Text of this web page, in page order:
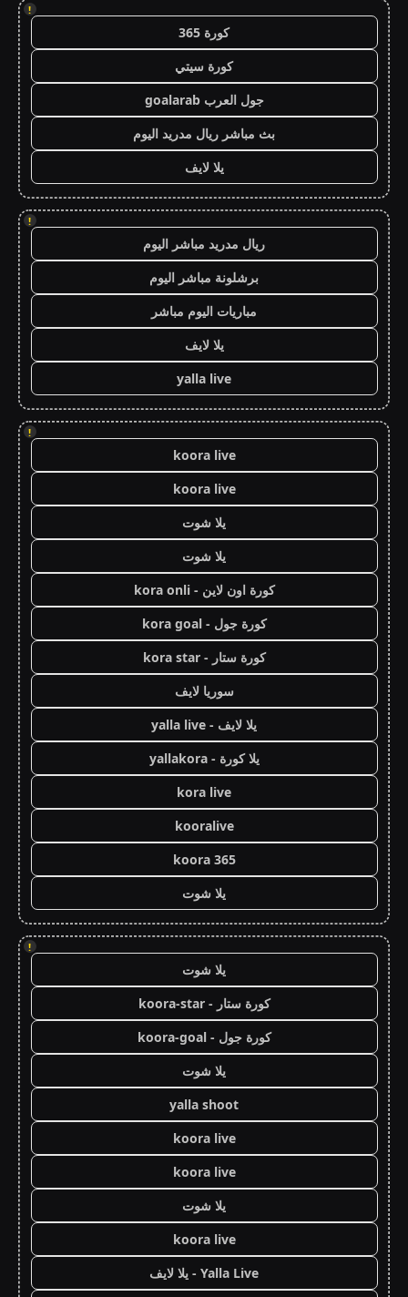
!
كورة 365
كورة سيتي
جول العرب goalarab
بث مباشر ريال مدريد اليوم
يلا لايف
!
ريال مدريد مباشر اليوم
برشلونة مباشر اليوم
مباريات اليوم مباشر
يلا لايف
yalla live
!
koora live
koora live
يلا شوت
يلا شوت
كورة اون لاين - kora onli
كورة جول - kora goal
كورة ستار - kora star
سوريا لايف
يلا لايف - yalla live
يلا كورة - yallakora
kora live
kooralive
koora 365
يلا شوت
!
يلا شوت
كورة ستار - koora-star
كورة جول - koora-goal
يلا شوت
yalla shoot
koora live
koora live
يلا شوت
koora live
Yalla Live - يلا لايف